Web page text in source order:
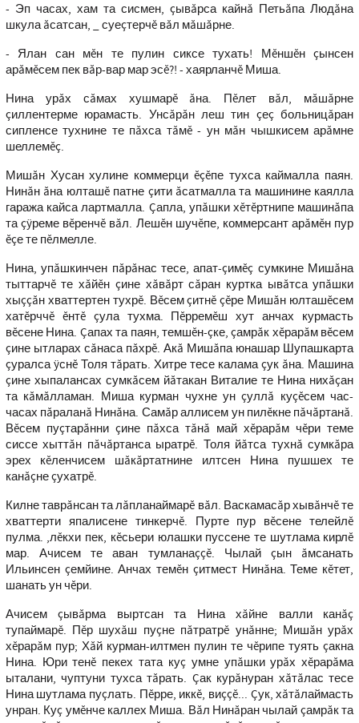
- Эп часах, хам та сисмен, çывăрса кайнă Петьăпа Людăна
шкула ăсатсан, _ суеçтерчĕ вăл мăшăрне.
- Ялан сан мĕн те пулин сиксе тухать! Мĕншĕн çынсен
арăмĕсем пек вăр-вар мар эсĕ?! - хаярланчĕ Миша.
Нина урăх сăмах хушмарĕ ăна. Пĕлет вăл, мăшăрне
çиллентерме юрамасть. Унсăрăн леш тин çеç больницăран
сипленсе тухнине те пăхса тăмĕ - ун мăн чышкисем арăмне
шеллемĕç.
Мишăн Хусан хулине коммерци ĕçĕпе тухса каймалла паян.
Нинăн ăна юлташĕ патне çити ăсатмалла та машинине каялла
гаража кайса лартмалла. Çапла, упăшки хĕтĕртнипе машинăпа
та çÿреме вĕренчĕ вăл. Лешĕн шучĕпе, коммерсант арăмĕн пур
ĕçе те пĕлмелле.
Нина, упăшкинчен пăрăнас тесе, апат-çимĕç сумкине Мишăна
тыттарчĕ те хăйĕн çине хăвăрт сăран куртка ывăтса упăшки
хыççăн хваттертен тухрĕ. Вĕсем çитнĕ çĕре Мишăн юлташĕсем
хатĕрччĕ ĕнтĕ çула тухма. Пĕрремĕш хут анчах курмасть
вĕсене Нина. Çапах та паян, темшĕн-çке, çамрăк хĕрарăм вĕсем
çине ытларах сăнаса пăхрĕ. Акă Мишăпа юнашар Шупашкарта
çуралса ÿснĕ Толя тăрать. Хитре тесе калама çук ăна. Машина
çине хыпалансах сумкăсем йăтакан Виталие те Нина нихăçан
та кăмăлламан. Миша курман чухне ун çуллă куçĕсем час-
часах пăраланă Нинăна. Самăр аллисем ун пилĕкне пăчăртанă.
Вĕсем пуçтарăнни çине пăхса тăнă май хĕрарăм чĕри теме
сиссе хыттăн пăчăртанса ыратрĕ. Толя йăтса тухнă сумкăра
эрех кĕленчисем шăкăртатнине илтсен Нина пушшех те
канăçне çухатрĕ.
Килне таврăнсан та лăпланаймарĕ вăл. Васкамасăр хывăнчĕ те
хваттерти япалисене тинкерчĕ. Пурте пур вĕсене телейлĕ
пулма. ,лĕкхи пек, кĕсьери юлашки пуссене те шутлама кирлĕ
мар. Ачисем те аван тумланаççĕ. Чылай çын ăмсанать
Ильинсен çемйине. Анчах темĕн çитмест Нинăна. Теме кĕтет,
шанать ун чĕри.
Ачисем çывăрма выртсан та Нина хăйне валли канăç
тупаймарĕ. Пĕр шухăш пуçне пăтратрĕ унăнне; Мишăн урăх
хĕрарăм пур; Хăй курман-илтмен пулин те чĕрипе туять çакна
Нина. Юри тенĕ пекех тата куç умне упăшки урăх хĕрарăма
ыталани, чуптуни тухса тăрать. Çак курăнуран хăтăлас тесе
Нина шутлама пуçлать. Пĕрре, иккĕ, виççĕ... Çук, хăтăлаймасть
унран. Куç умĕнче каллех Миша. Вăл Нинăран чылай çамрăк та